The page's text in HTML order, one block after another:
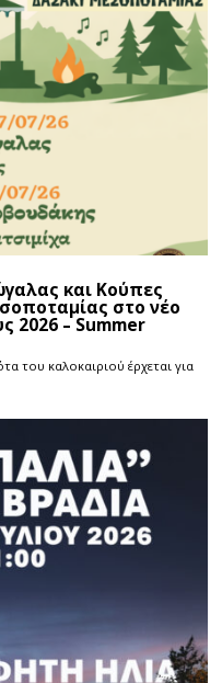
και Κούπες
στο νέο
2026 – Summer
του καλοκαιριού έρχεται για